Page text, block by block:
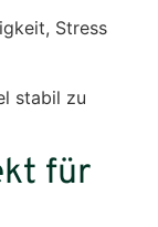
Stress
stabil zu
für